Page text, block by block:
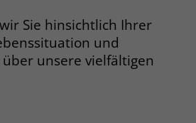
wir Sie hinsichtlich Ihrer
und
unsere vielfältigen
liebenau.de
Clarity setzt dieses Cookie,
Seitenaufrufe eines Benutzers